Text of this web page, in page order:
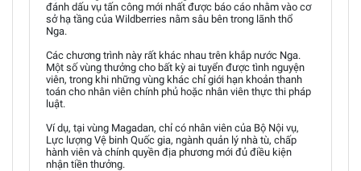
đánh dấu vụ tấn công mới nhất được báo cáo nhằm vào cơ
sở hạ tầng của Wildberries nằm sâu bên trong lãnh thổ
Nga.
Các chương trình này rất khác nhau trên khắp nước Nga.
Một số vùng thưởng cho bất kỳ ai tuyển được tình nguyện
viên, trong khi những vùng khác chỉ giới hạn khoản thanh
toán cho nhân viên chính phủ hoặc nhân viên thực thi pháp
luật.
Ví dụ, tại vùng Magadan, chỉ có nhân viên của Bộ Nội vụ,
Lực lượng Vệ binh Quốc gia, ngành quản lý nhà tù, chấp
hành viên và chính quyền địa phương mới đủ điều kiện
nhận tiền thưởng.